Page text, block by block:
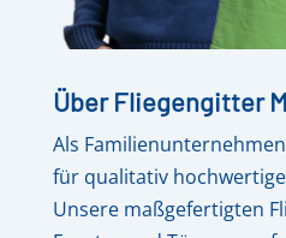
Über Fliegengitter
Als
für qualitativ
Unsere maßgefertigten